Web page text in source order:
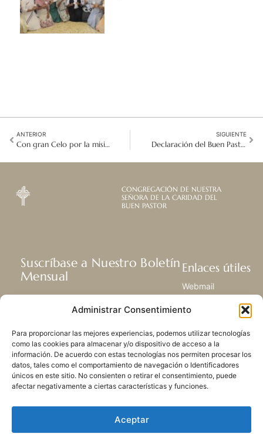
Administrar Consentimiento
Para proporcionar las mejores experiencias, podemos utilizar tecnologías
como las cookies para almacenar y/o dispositivo de acceso a la
información. De acuerdo con estas tecnologías nos permiten procesar los
datos, tales como el comportamiento de navegación o Identificadores
únicos en este sitio. No consienten o retirar el consentimiento, puede
afectar negativamente a ciertas características y funciones.
Aceptar
ANTERIOR
Con gran Celo por la misión: Conduciendo el Centro de Espiritualidad hacia una nueva era
SIGUIENTE
Declaración del Buen Pastor sobre la crisis en Irán y Medio Oriente
CONGREGACIÓN DE NUESTRA
SEÑORA DE LA CARIDAD DEL
BUEN PASTOR
Suscríbase a Nuestro Boletín
Mensual
nuestra vida, la misión y ministerios de
SUSCRIBIRSE
Enlaces útiles
Webmail
Centro de Recursos
Mapa del sitio